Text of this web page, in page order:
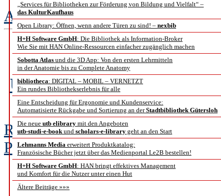
„Services für Bibliotheken zur Förderung von Bildung und Vielfalt“ –
das KulturKaufhaus
Open Library: Öffnen, wenn andere Türen zu sind! – nexbib
H+H Software GmbH: Die Bibliothek als Information-Broker
Wie Sie mit HAN Online-Ressourcen einfacher zugänglich machen
Sobotta Atlas und die 3D App: Von den ersten Lehrmitteln
in der Anatomie bis zu Complete Anatomy
bibliotheca: DIGITAL – MOBIL – VERNETZT
Ein rundes Bibliothekserlebnis für alle
Eine Entscheidung für Ergonomie und Kundenservice:
Automatisierte Rückgabe und Sortierung an derStadtbibliothek Gütersloh
Die neue utb elibrary mit den Angeboten
utb-studi-e-bookund scholars-e-library geht an den Start
Lehmanns Media erweitert Produktkatalog:
Französische Bücher jetzt über das Medienportal Le2B bestellen!
H+H Software GmbH: HAN bringt effektives Management
und Komfort für die Nutzer unter einen Hut
Ältere Beiträge »»»
Annette von Boetticher und
Nichts ist sichtbar,
Über OpenD, eine neue
für
Russell Alt-Haaker, Alicia Heim,
Pöhlmann